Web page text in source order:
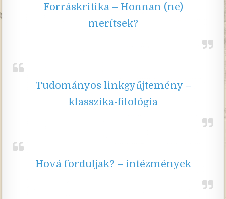
Forráskritika – Honnan (ne)
merítsek?
Tudományos linkgyűjtemény –
klasszika-filológia
Hová forduljak? – intézmények